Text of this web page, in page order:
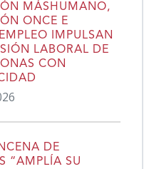
MÁSHUMANO,
ONCE E
EMPLEO IMPULSAN
LABORAL DE
CON
DE
“AMPLÍA SU